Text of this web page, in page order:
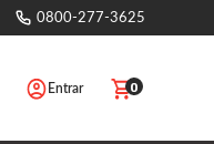
0800-277-3625
Entrar 0